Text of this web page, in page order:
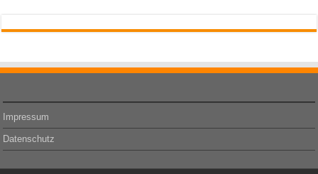
Impressum
Datenschutz